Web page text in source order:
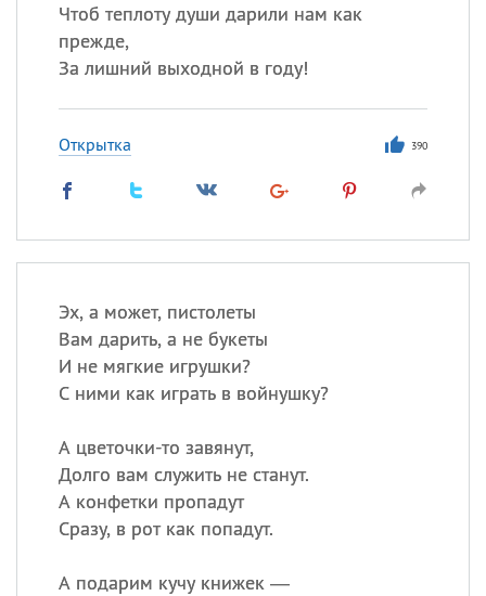
Чтоб теплоту души дарили нам как
прежде,
За лишний выходной в году!
Открытка 390
Эх, а может, пистолеты
Вам дарить, а не букеты
И не мягкие игрушки?
С ними как играть в войнушку?
А цветочки-то завянут,
Долго вам служить не станут.
А конфетки пропадут
Сразу, в рот как попадут.
А подарим кучу книжек —